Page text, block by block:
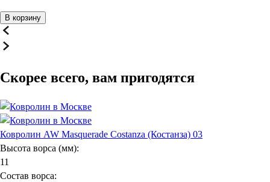
В корзину
Скорее всего, вам пригодятся
Ковролин AW Masquerade Costanza (Костанза) 03
Высота ворса (мм):
11
Состав ворса: